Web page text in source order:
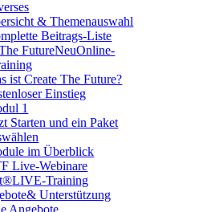
& Themenauswahl
Beitrags-Liste
FutureNeuOnline-
ist Create The Future?
Einstieg
1
Starten und ein Paket
im Überblick
Live-Webinare
LIVE-Training
& Unterstützung
Angebote